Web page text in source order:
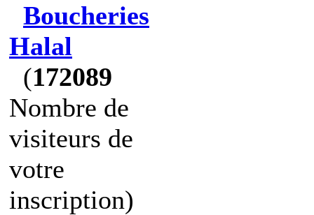
Boucheries
Halal
(172089
Nombre de
visiteurs de
votre
inscription)